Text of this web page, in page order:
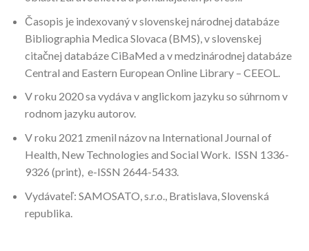
Časopis je indexovaný v slovenskej národnej databáze
Bibliographia Medica Slovaca (BMS), v slovenskej
citačnej databáze CiBaMed a v medzinárodnej databáze
Central and Eastern European Online Library – CEEOL.
V roku 2020 sa vydáva v anglickom jazyku so súhrnom v
rodnom jazyku autorov.
V roku 2021 zmenil názov na International Journal of
Health, New Technologies and Social Work. ISSN 1336-
9326 (print), e-ISSN 2644-5433.
Vydávateľ: SAMOSATO, s.r.o., Bratislava, Slovenská
republika.